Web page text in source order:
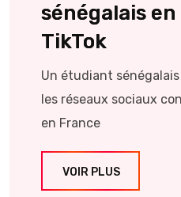
sénégalais
TikTok
Un étudiant sénégalais
les réseaux sociaux
en France
VOIR PLUS